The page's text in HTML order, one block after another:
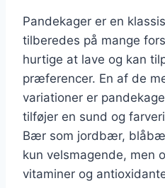
Pandekager er en
tilberedes på mange
hurtige at lave og kan
præferencer. En af de
variationer er
tilføjer en sund og
Bær som jordbær,
kun velsmagende, men
vitaminer og